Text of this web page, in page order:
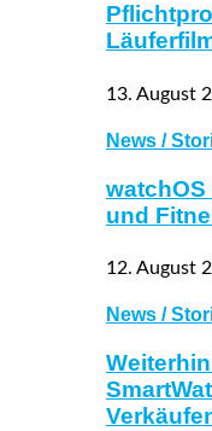
13. August
News /
und
12. August
News /